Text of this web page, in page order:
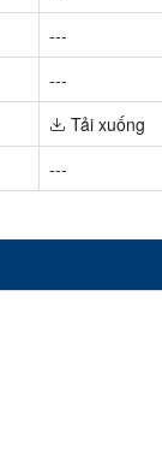
---
---
Tải xuống
---